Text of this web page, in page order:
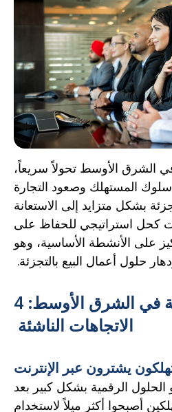
الشرق الأوسط تحولاً سريعاً،
المستهلك وصعود التجارة
بشكل متزايد إلى الاستعانة
كحل استراتيجي للحفاظ على
على الأنشطة الأساسية، وهو
حلول أعمال البيع بالتجزئة.
مشهد البيع بالتجزئة في الشرق الأوسط: 4
الاتجاهات الناشئة
الرقمية بشكل كبير بعد
أصبحوا أكثر ميلاً لاستخدام